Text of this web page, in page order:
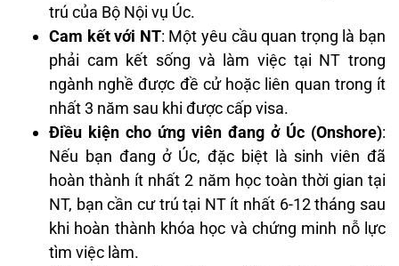
trú của Bộ Nội vụ Úc.
Cam kết với NT: Một yêu cầu quan trọng là bạn
phải cam kết sống và làm việc tại NT trong
ngành nghề được đề cử hoặc liên quan trong ít
nhất 3 năm sau khi được cấp visa.
Điều kiện cho ứng viên đang ở Úc (Onshore):
Nếu bạn đang ở Úc, đặc biệt là sinh viên đã
hoàn thành ít nhất 2 năm học toàn thời gian tại
NT, bạn cần cư trú tại NT ít nhất 6-12 tháng sau
khi hoàn thành khóa học và chứng minh nỗ lực
tìm việc làm.